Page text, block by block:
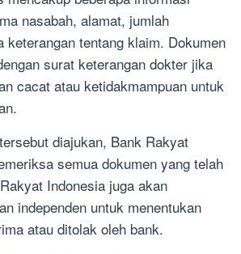
nasabah, alamat, jumlah
keterangan tentang klaim. Dokumen
surat keterangan dokter jika
cacat atau ketidakmampuan untuk
diajukan, Bank Rakyat
semua dokumen yang telah
Indonesia juga akan
independen untuk menentukan
atau ditolak oleh bank.